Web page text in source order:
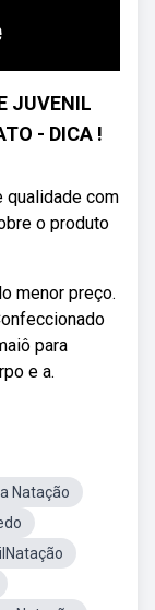
JUVENIL
- DICA !
qualidade com
o produto
menor preço.
para
e a.
Natação